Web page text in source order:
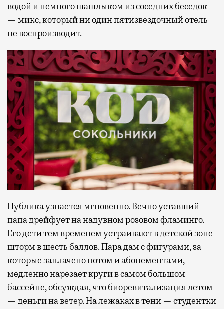
водой и немного шашлыком из соседних беседок
— микс, который ни один пятизвездочный отель
не воспроизводит.
Публика узнается мгновенно. Вечно уставший
папа дрейфует на надувном розовом фламинго.
Его дети тем временем устраивают в детской зоне
шторм в шесть баллов. Пара дам с фигурами, за
которые заплачено потом и абонементами,
медленно нарезает круги в самом большом
бассейне, обсуждая, что биоревитализация летом
— деньги на ветер. На лежаках в тени — студентки